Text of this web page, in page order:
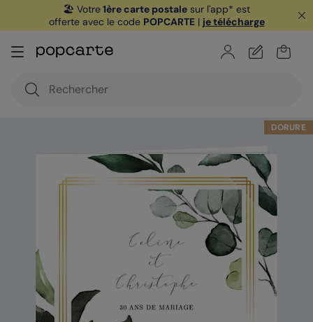
🏖️ Votre1ère carte postale sur l'app* est
offerte avec le code POPCARTE| je télécharge
DORURE